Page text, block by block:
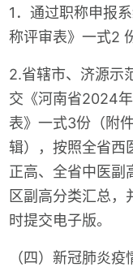
1．通过职称申报
称评审表》一式2
2.省辖市、济源示
交《河南省2024
表》一式3份（附
辑），按照全省西
正高、全省中医副
区副高分类汇总，
时提交电子版。
（四）新冠肺炎